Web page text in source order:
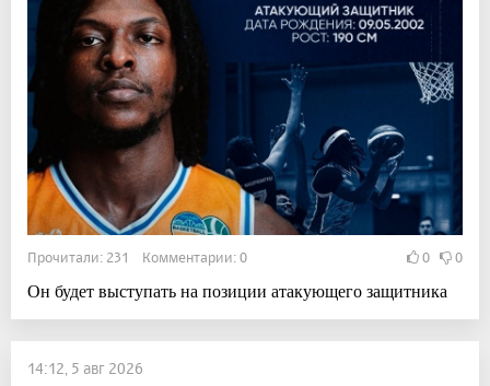
Прочитали: 231 Комментарии: 0 0 0
Он будет выступать на позиции атакующего защитника
14:12, 5 авг 2026